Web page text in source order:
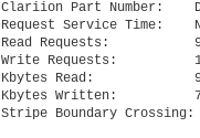
Clariion Part Number:
Request Service Time:
Read Requests:
Write Requests:
Kbytes Read:
Kbytes Written: